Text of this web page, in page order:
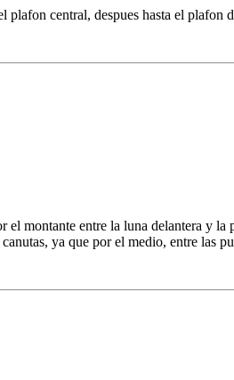
central, despues hasta el
el montante entre la luna delantera y la
ya que por el medio, entre las